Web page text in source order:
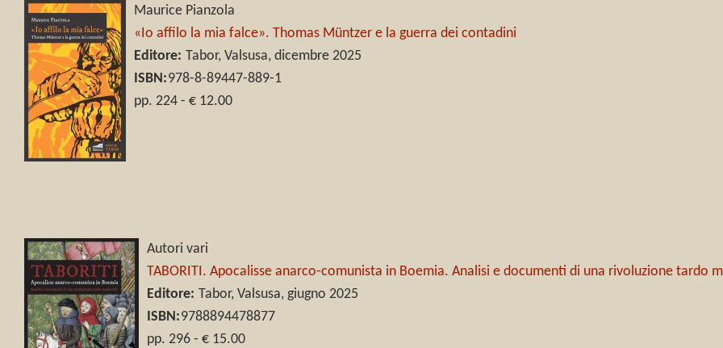
Maurice Pianzola
«Io affilo la mia falce». Thomas Müntzer e la guerra dei contadini
Editore: Tabor, Valsusa, dicembre 2025
ISBN:978-8-89447-889-1
pp. 224 - € 12.00
Autori vari
TABORITI. Apocalisse anarco-comunista in Boemia. Analisi e documenti di una rivoluzione tardo
Editore: Tabor, Valsusa, giugno 2025
ISBN:9788894478877
pp. 296 - € 15.00